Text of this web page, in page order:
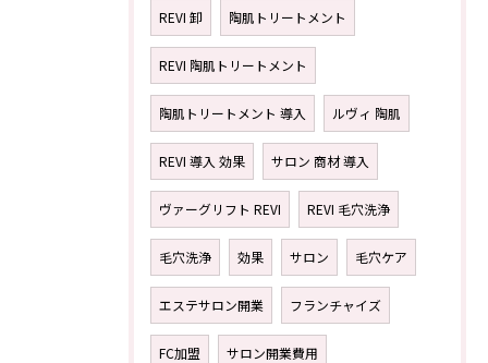
REVI 卸 陶肌トリートメント
REVI 陶肌トリートメント
陶肌トリートメント 導入 ルヴィ 陶肌
REVI 導入 効果 サロン 商材 導入
ヴァーグリフト REVI REVI 毛穴洗浄
毛穴洗浄 効果 サロン 毛穴ケア
エステサロン開業 フランチャイズ
FC加盟 サロン開業費用